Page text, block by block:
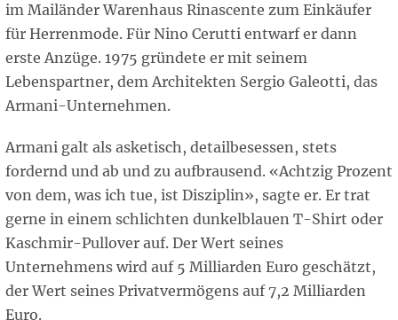
im Mailänder Warenhaus Rinascente zum Einkäufer
für Herrenmode. Für Nino Cerutti entwarf er dann
erste Anzüge. 1975 gründete er mit seinem
Lebenspartner, dem Architekten Sergio Galeotti, das
Armani-Unternehmen.
Armani galt als asketisch, detailbesessen, stets
fordernd und ab und zu aufbrausend. «Achtzig Prozent
von dem, was ich tue, ist Disziplin», sagte er. Er trat
gerne in einem schlichten dunkelblauen T-Shirt oder
Kaschmir-Pullover auf. Der Wert seines
Unternehmens wird auf 5 Milliarden Euro geschätzt,
der Wert seines Privatvermögens auf 7,2 Milliarden
Euro.